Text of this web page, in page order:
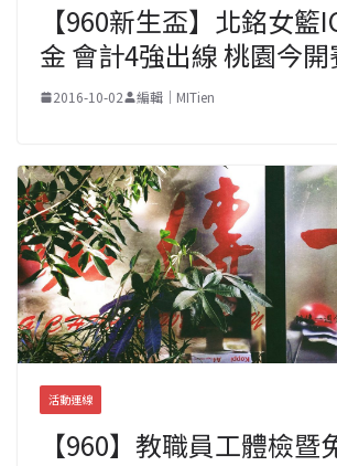
【960新生盃】北銘女籃
金 會計4強出線 桃園今開
2016-10-02 編輯｜MITien
活動連線
【960】教職員工體檢暨